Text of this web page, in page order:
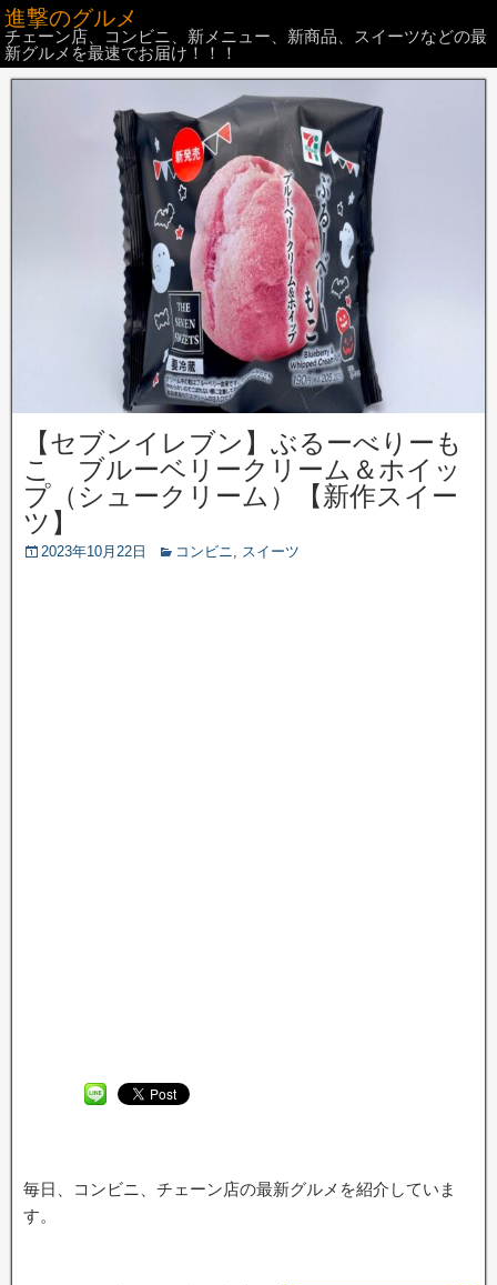
進撃のグルメ
チェーン店、コンビニ、新メニュー、新商品、スイーツなどの最
新グルメを最速でお届け！！！
【セブンイレブン】ぶるーべりーも
こ ブルーベリークリーム＆ホイッ
プ（シュークリーム）【新作スイー
ツ】
2023年10月22日 コンビニ, スイーツ
毎日、コンビニ、チェーン店の最新グルメを紹介していま
す。